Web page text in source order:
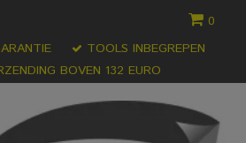
0
BOVEN 132 EURO
TOOLS INBEGREPEN